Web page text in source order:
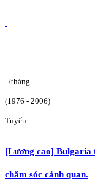
/tháng
(1976 - 2006)
Tuyển:
[Lương cao] Bulgaria
chăm sóc cảnh quan.